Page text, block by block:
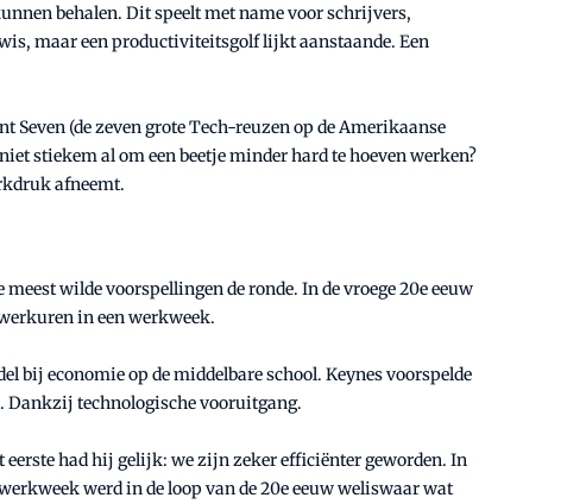
behalen. Dit speelt met name voor schrijvers,
maar een productiviteitsgolf lijkt aanstaande. Een
(de zeven grote Tech-reuzen op de Amerikaanse
stiekem al om een beetje minder hard te hoeven werken?
afneemt.
wilde voorspellingen de ronde. In de vroege 20e eeuw
in een werkweek.
bij economie op de middelbare school. Keynes voorspelde
Dankzij technologische vooruitgang.
had hij gelijk: we zijn zeker efficiënter geworden. In
werd in de loop van de 20e eeuw weliswaar wat